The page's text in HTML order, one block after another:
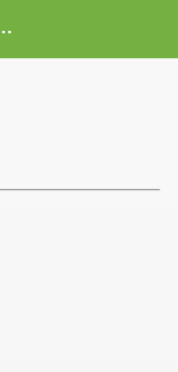
und Umgebung e.V.